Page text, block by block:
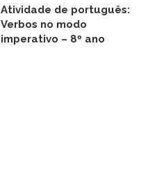
Atividade de português:
Verbos no modo
imperativo – 8º ano